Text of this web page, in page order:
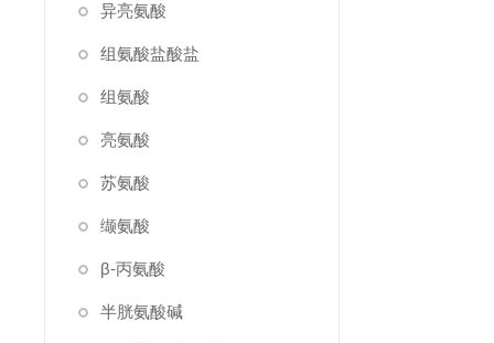
异亮氨酸
组氨酸盐酸盐
组氨酸
亮氨酸
苏氨酸
缬氨酸
β-丙氨酸
半胱氨酸碱